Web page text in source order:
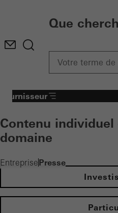
Que
EntreprisePresse
Fournisseur
Contenu
domaine